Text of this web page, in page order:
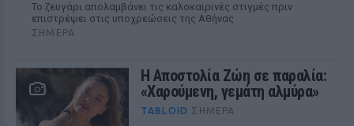
Το ζευγάρι απολαμβάνει τις καλοκαιρινές στιγμές πριν
επιστρέψει στις υποχρεώσεις της Αθήνας
ΣΉΜΕΡΑ
Η Αποστολία Ζώη σε παραλία:
«Χαρούμενη, γεμάτη αλμύρα»
TABLOID ΣΉΜΕΡΑ